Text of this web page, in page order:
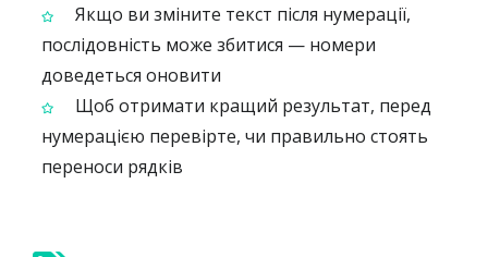
Якщо ви зміните текст після нумерації,
послідовність може збитися — номери
доведеться оновити
Щоб отримати кращий результат, перед
нумерацією перевірте, чи правильно стоять
переноси рядків